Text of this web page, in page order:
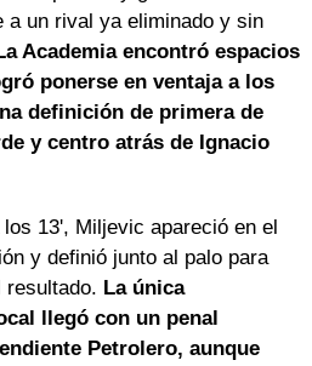
a un rival ya eliminado y sin
Academia encontró espacios
ponerse en ventaja a los
definición de primera de
y centro atrás de Ignacio
13', Miljevic apareció en el
y definió junto al palo para
La única
llegó con un penal
Petrolero, aunque